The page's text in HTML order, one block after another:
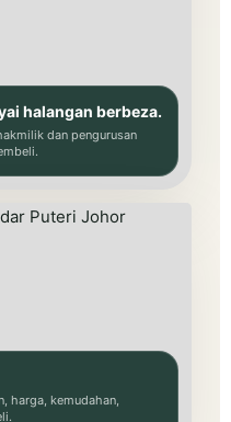
halangan berbeza.
dan pengurusan
harga, kemudahan,